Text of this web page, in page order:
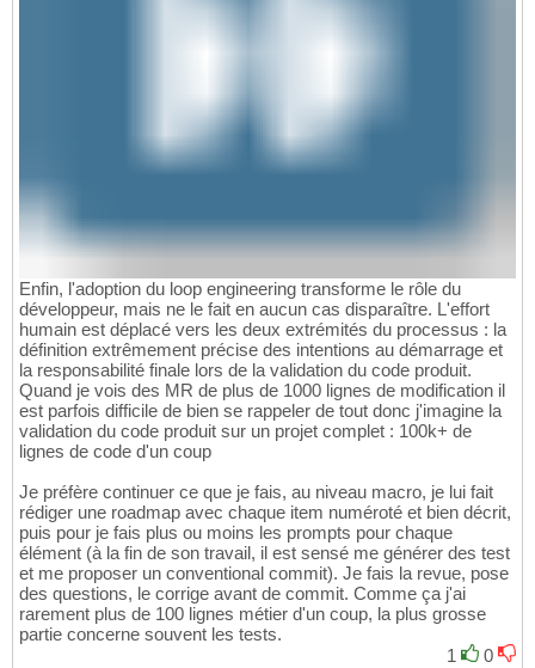
Enfin, l'adoption du loop engineering transforme le rôle du
développeur, mais ne le fait en aucun cas disparaître. L'effort
humain est déplacé vers les deux extrémités du processus : la
définition extrêmement précise des intentions au démarrage et
la responsabilité finale lors de la validation du code produit.
Quand je vois des MR de plus de 1000 lignes de modification il
est parfois difficile de bien se rappeler de tout donc j'imagine la
validation du code produit sur un projet complet : 100k+ de
lignes de code d'un coup
Je préfère continuer ce que je fais, au niveau macro, je lui fait
rédiger une roadmap avec chaque item numéroté et bien décrit,
puis pour je fais plus ou moins les prompts pour chaque
élément (à la fin de son travail, il est sensé me générer des test
et me proposer un conventional commit). Je fais la revue, pose
des questions, le corrige avant de commit. Comme ça j'ai
rarement plus de 100 lignes métier d'un coup, la plus grosse
partie concerne souvent les tests.
1
0